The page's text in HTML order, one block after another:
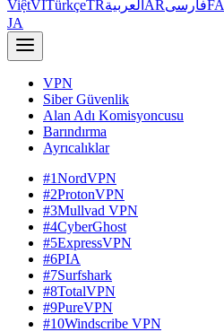
ViệtVITürkçeTRالعربية ARفارسیFA
JA
VPN
Siber Güvenlik
Alan Adı Komisyoncusu
Barındırma
Ayrıcalıklar
#1NordVPN
#2ProtonVPN
#3Mullvad VPN
#4CyberGhost
#5ExpressVPN
#6PIA
#7Surfshark
#8TotalVPN
#9PureVPN
#10Windscribe VPN